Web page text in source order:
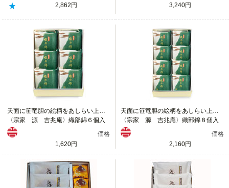
2,862円
3,240円
天面に笹竜胆の絵柄をあしらい上品に仕上げました。
〈宗家 源 吉兆庵〉織部錦６個入
価格
1,620円
天面に笹竜胆の絵柄をあしらい上品に仕上げました。
〈宗家 源 吉兆庵〉織部錦８個入
価格
2,160円